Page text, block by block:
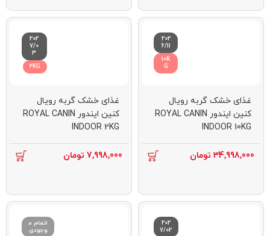
202
6/11
10K
G
غذای خشک گربه رویال
کنین ایندور ROYAL CANIN
INDOOR 10KG
34,998,000 تومان
202
7/0
3
2KG
غذای خشک گربه رویال
کنین ایندور ROYAL CANIN
INDOOR 2KG
7,998,000 تومان
202
7/02
اتمام م
وجودی